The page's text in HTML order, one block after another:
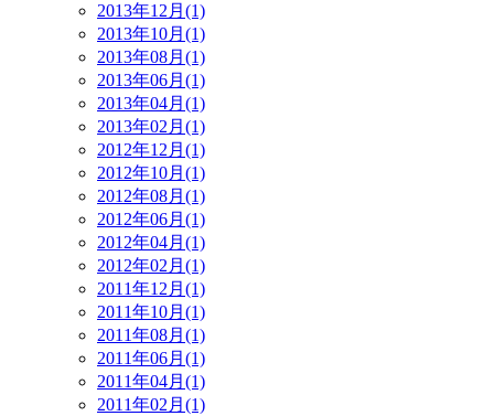
2013年12月(1)
2013年10月(1)
2013年08月(1)
2013年06月(1)
2013年04月(1)
2013年02月(1)
2012年12月(1)
2012年10月(1)
2012年08月(1)
2012年06月(1)
2012年04月(1)
2012年02月(1)
2011年12月(1)
2011年10月(1)
2011年08月(1)
2011年06月(1)
2011年04月(1)
2011年02月(1)